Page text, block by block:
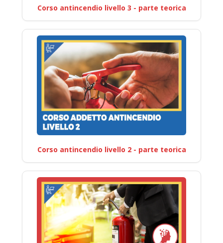
Corso antincendio livello 3 - parte teorica
Corso antincendio livello 2 - parte teorica